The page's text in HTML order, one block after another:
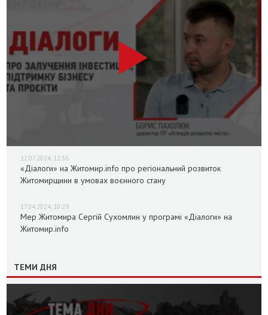
12.07.2024, 12:36
«Діалоги» на Житомир.info про регіональний розвиток
Житомирщини в умовах воєнного стану
17.04.2024, 10:29
Мер Житомира Сергій Сухомлин у програмі «Діалоги» на
Житомир.info
ТЕМИ ДНЯ